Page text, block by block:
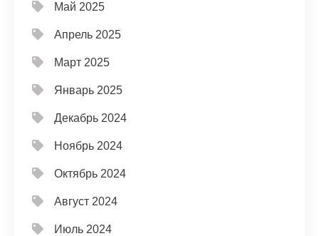
Май 2025
Апрель 2025
Март 2025
Январь 2025
Декабрь 2024
Ноябрь 2024
Октябрь 2024
Август 2024
Июль 2024